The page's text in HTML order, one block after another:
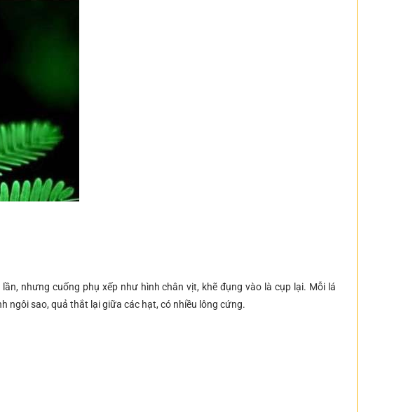
nhưng cuống phụ xếp như hình chân vịt, khẽ đụng vào là cụp lại. Mỗi lá
ngôi sao, quả thắt lại giữa các hạt, có nhiều lông cứng.